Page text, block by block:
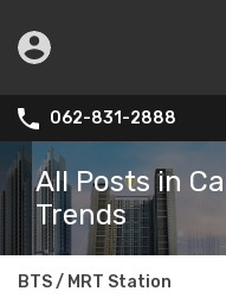
062-831-2888
All Posts in
Trends
BTS / MRT Station